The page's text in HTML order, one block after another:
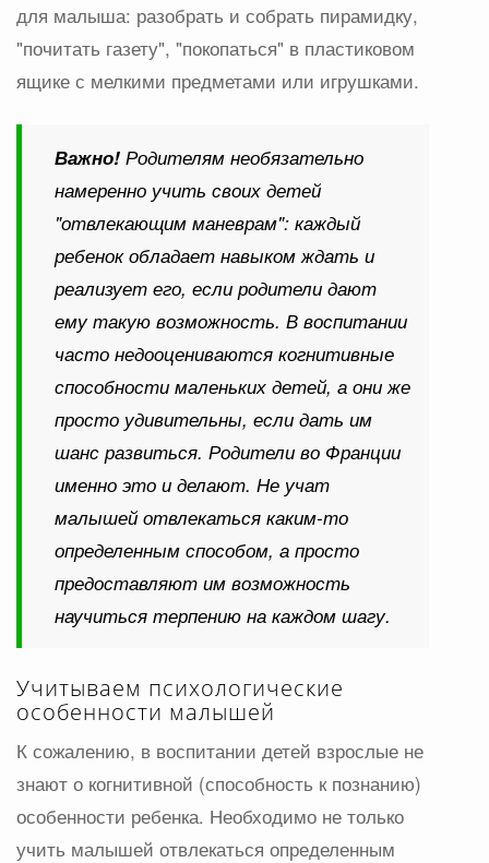
для малыша: разобрать и собрать пирамидку,
"почитать газету", "покопаться" в пластиковом
ящике с мелкими предметами или игрушками.
Важно! Родителям необязательно
намеренно учить своих детей
"отвлекающим маневрам": каждый
ребенок обладает навыком ждать и
реализует его, если родители дают
ему такую возможность. В воспитании
часто недооцениваются когнитивные
способности маленьких детей, а они же
просто удивительны, если дать им
шанс развиться. Родители во Франции
именно это и делают. Не учат
малышей отвлекаться каким-то
определенным способом, а просто
предоставляют им возможность
научиться терпению на каждом шагу.
Учитываем психологические
особенности малышей
К сожалению, в воспитании детей взрослые не
знают о когнитивной (способность к познанию)
особенности ребенка. Необходимо не только
учить малышей отвлекаться определенным